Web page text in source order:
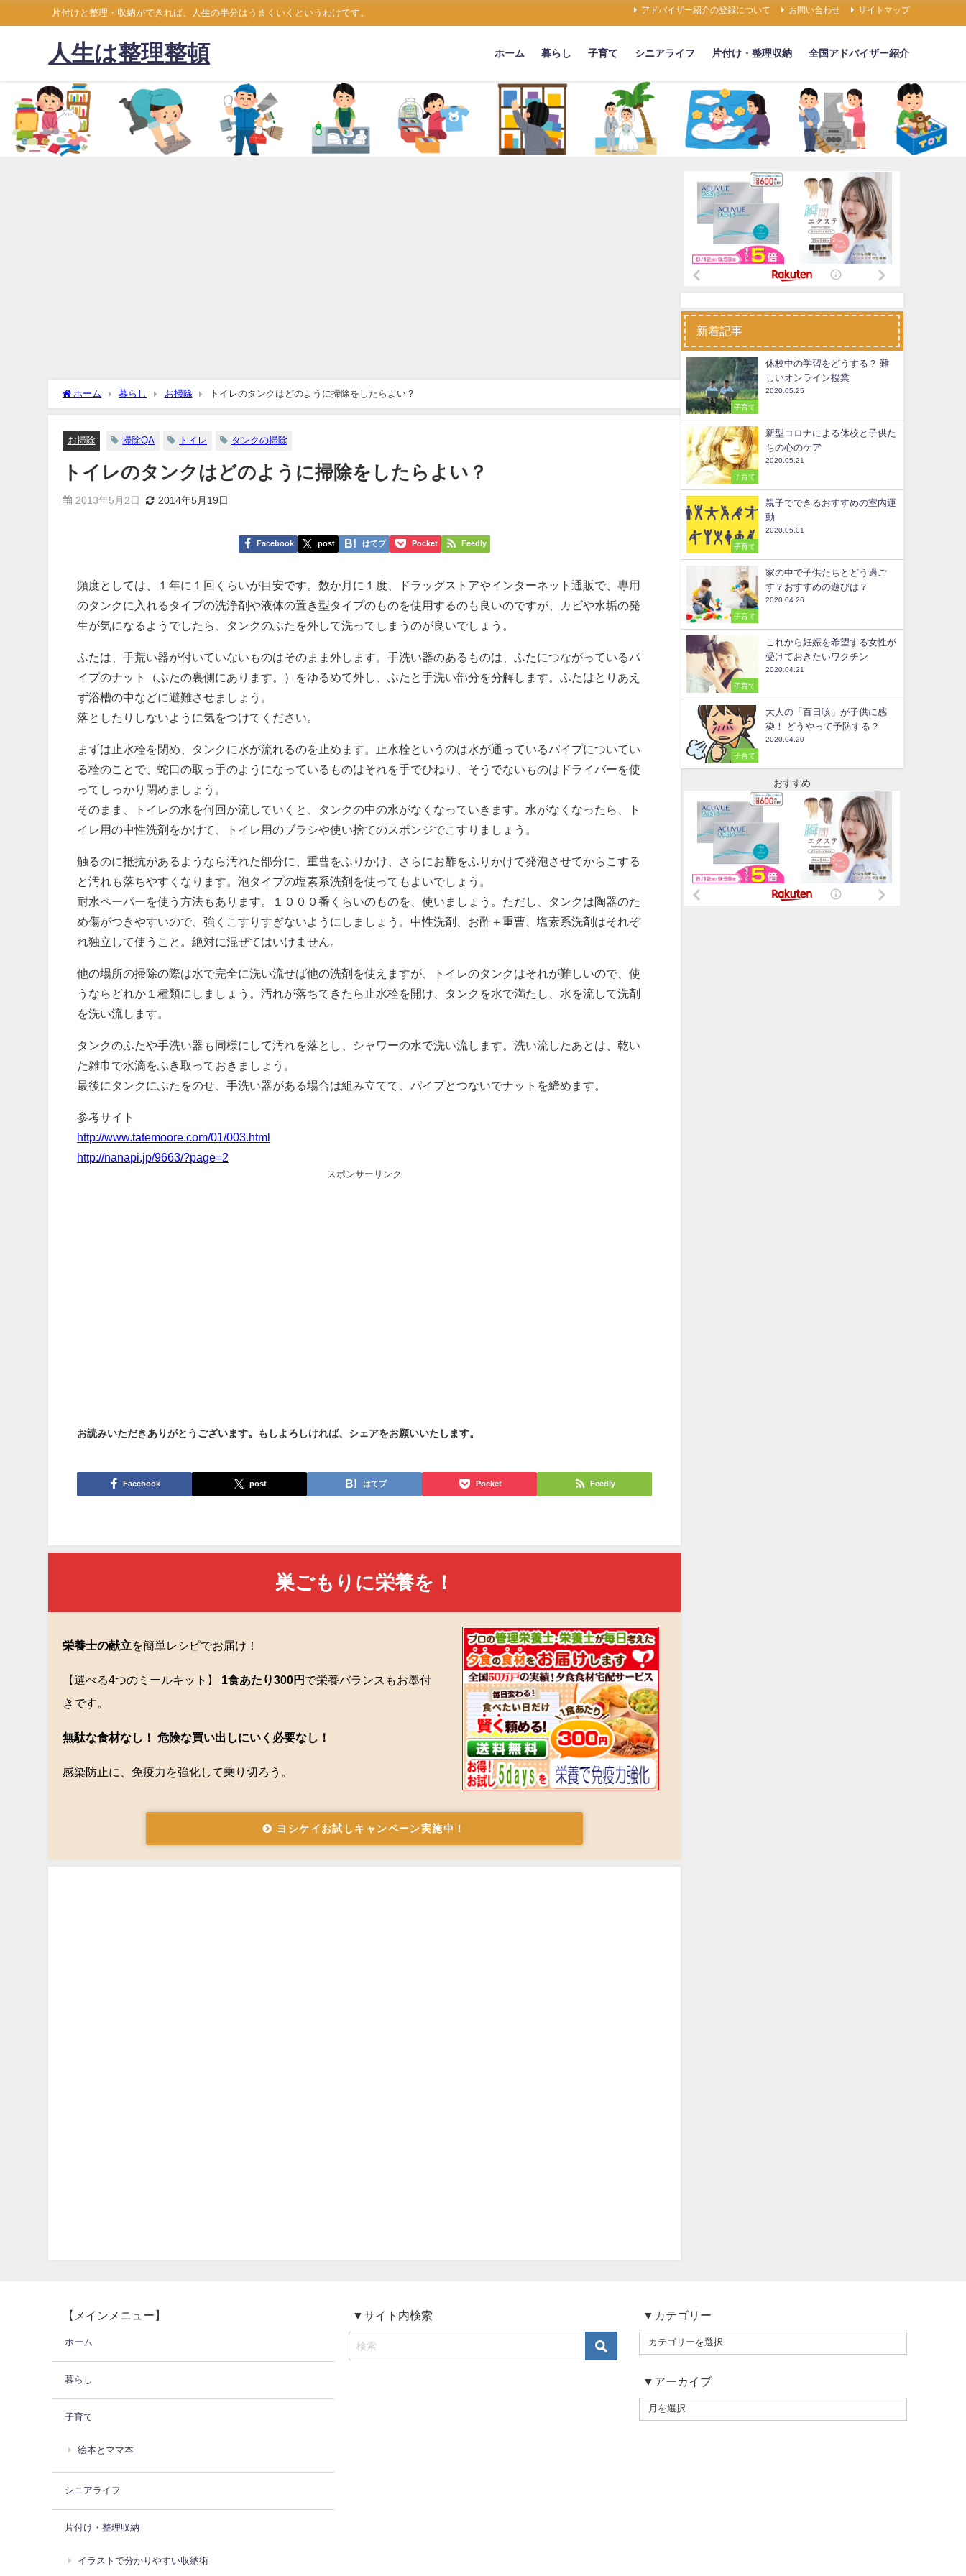
片付けと整理・収納ができれば、人生の半分はうまくいくというわけです。 アドバイザー紹介の登録について お問い合わせ サイトマップ
人生は整理整頓 ホーム 暮らし 子育て シニアライフ 片付け・整理収納 全国アドバイザー紹介
ホーム 暮らし お掃除 トイレのタンクはどのように掃除をしたらよい？
お掃除 掃除QA トイレ タンクの掃除
トイレのタンクはどのように掃除をしたらよい？
2013年5月2日 2014年5月19日
Facebook post はてブ Pocket Feedly
頻度としては、１年に１回くらいが目安です。数か月に１度、ドラッグストアやインターネット通販で、専用
のタンクに入れるタイプの洗浄剤や液体の置き型タイプのものを使用するのも良いのですが、カビや水垢の発
生が気になるようでしたら、タンクのふたを外して洗ってしまうのが良いでしょう。
ふたは、手荒い器が付いていないものはそのまま外します。手洗い器のあるものは、ふたにつながっているパ
イプのナット（ふたの裏側にあります。）をゆるめて外し、ふたと手洗い部分を分解します。ふたはとりあえ
ず浴槽の中などに避難させましょう。
落としたりしないように気をつけてください。
まずは止水栓を閉め、タンクに水が流れるのを止めます。止水栓というのは水が通っているパイプについてい
る栓のことで、蛇口の取っ手のようになっているものはそれを手でひねり、そうでないものはドライバーを使
ってしっかり閉めましょう。
そのまま、トイレの水を何回か流していくと、タンクの中の水がなくなっていきます。水がなくなったら、ト
イレ用の中性洗剤をかけて、トイレ用のブラシや使い捨てのスポンジでこすりましょう。
触るのに抵抗があるようなら汚れた部分に、重曹をふりかけ、さらにお酢をふりかけて発泡させてからこする
と汚れも落ちやすくなります。泡タイプの塩素系洗剤を使ってもよいでしょう。
耐水ペーパーを使う方法もあります。１０００番くらいのものを、使いましょう。ただし、タンクは陶器のた
め傷がつきやすいので、強くこすりすぎないようにしましょう。中性洗剤、お酢＋重曹、塩素系洗剤はそれぞ
れ独立して使うこと。絶対に混ぜてはいけません。
他の場所の掃除の際は水で完全に洗い流せば他の洗剤を使えますが、トイレのタンクはそれが難しいので、使
うならどれか１種類にしましょう。汚れが落ちてきたら止水栓を開け、タンクを水で満たし、水を流して洗剤
を洗い流します。
タンクのふたや手洗い器も同様にして汚れを落とし、シャワーの水で洗い流します。洗い流したあとは、乾い
た雑巾で水滴をふき取っておきましょう。
最後にタンクにふたをのせ、手洗い器がある場合は組み立てて、パイプとつないでナットを締めます。
参考サイト
http://www.tatemoore.com/01/003.html
http://nanapi.jp/9663/?page=2
スポンサーリンク
お読みいただきありがとうございます。もしよろしければ、シェアをお願いいたします。
Facebook post はてブ Pocket Feedly
巣ごもりに栄養を！
栄養士の献立を簡単レシピでお届け！
【選べる4つのミールキット】 1食あたり300円 で栄養バランスもお墨付
きです。
無駄な食材なし！ 危険な買い出しにいく必要なし！
感染防止に、免疫力を強化して乗り切ろう。
ヨシケイお試しキャンペーン実施中！
新着記事
子育て
休校中の学習をどうする？ 難
しいオンライン授業
2020.05.25
子育て
新型コロナによる休校と子供た
ちの心のケア
2020.05.21
子育て
親子でできるおすすめの室内運
動
2020.05.01
子育て
家の中で子供たちとどう過ご
す？おすすめの遊びは？
2020.04.26
子育て
これから妊娠を希望する女性が
受けておきたいワクチン
2020.04.21
子育て
大人の「百日咳」が子供に感
染！ どうやって予防する？
2020.04.20
おすすめ
【メインメニュー】
ホーム
暮らし
子育て
絵本とママ本
シニアライフ
片付け・整理収納
イラストで分かりやすい収納術
▼サイト内検索 ▼カテゴリー
▼アーカイブ